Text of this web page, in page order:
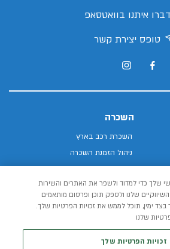
דברו איתנו בוואטסאפ
טופס יצירת קשר
השכרה
השכרת רכב בארץ
ניהול הזמנת השכרה
השכרה עסקית
שאלות ותשובות
כללי
אודות
ימין, תוכל לממש את זכויות הפרטיות שלך.
שלנו
זכויות הפרטיות שלך